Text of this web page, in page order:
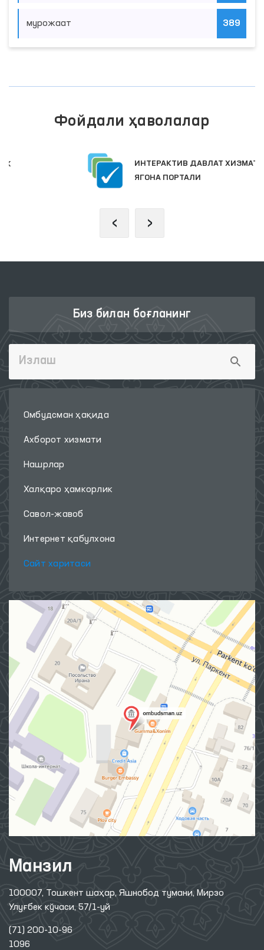
мурожаат 389
Фойдали ҳаволалар
ИНТЕРАКТИВ ДАВЛАТ ХИЗМАТЛАРИ
ЯГОНА ПОРТАЛИ
‹ ›
Биз билан боғланинг
Омбудсман ҳақида
Ахборот хизмати
Нашрлар
Халқаро ҳамкорлик
Савол-жавоб
Интернет қабулхона
Сайт харитаси
Манзил
100007, Тошкент шаҳар, Яшнобод тумани, Мирзо
Улуғбек кўчаси, 57/1-уй
(71) 200-10-96
1096